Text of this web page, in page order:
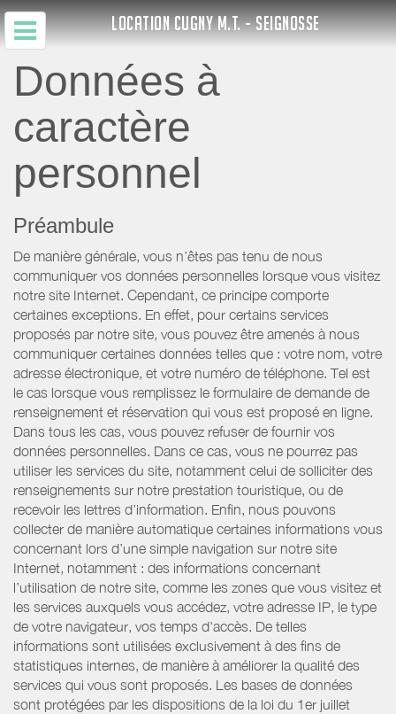
LOCATION CUGNY M.T. - SEIGNOSSE
Données à
caractère
personnel
Préambule
De manière générale, vous n’êtes pas tenu de nous
communiquer vos données personnelles lorsque vous visitez
notre site Internet. Cependant, ce principe comporte
certaines exceptions. En effet, pour certains services
proposés par notre site, vous pouvez être amenés à nous
communiquer certaines données telles que : votre nom, votre
adresse électronique, et votre numéro de téléphone. Tel est
le cas lorsque vous remplissez le formulaire de demande de
renseignement et réservation qui vous est proposé en ligne.
Dans tous les cas, vous pouvez refuser de fournir vos
données personnelles. Dans ce cas, vous ne pourrez pas
utiliser les services du site, notamment celui de solliciter des
renseignements sur notre prestation touristique, ou de
recevoir les lettres d’information. Enfin, nous pouvons
collecter de manière automatique certaines informations vous
concernant lors d’une simple navigation sur notre site
Internet, notamment : des informations concernant
l’utilisation de notre site, comme les zones que vous visitez et
les services auxquels vous accédez, votre adresse IP, le type
de votre navigateur, vos temps d'accès. De telles
informations sont utilisées exclusivement à des fins de
statistiques internes, de manière à améliorer la qualité des
services qui vous sont proposés. Les bases de données
sont protégées par les dispositions de la loi du 1er juillet